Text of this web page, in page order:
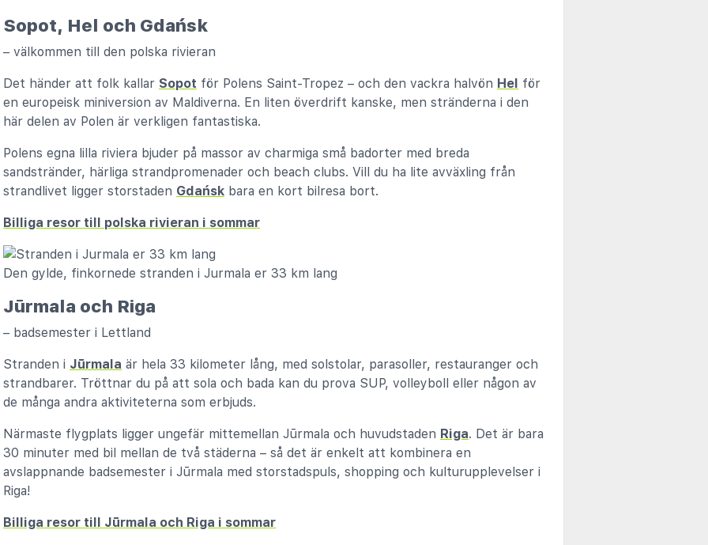
Sopot, Hel och Gdańsk
– välkommen till den polska rivieran
Det händer att folk kallar Sopot för Polens Saint-Tropez – och den vackra halvön Hel för
en europeisk miniversion av Maldiverna. En liten överdrift kanske, men stränderna i den
här delen av Polen är verkligen fantastiska.
Polens egna lilla riviera bjuder på massor av charmiga små badorter med breda
sandstränder, härliga strandpromenader och beach clubs. Vill du ha lite avväxling från
strandlivet ligger storstaden Gdańsk bara en kort bilresa bort.
Billiga resor till polska rivieran i sommar
Den gylde, finkornede stranden i Jurmala er 33 km lang
Jūrmala och Riga
– badsemester i Lettland
Stranden i Jūrmala är hela 33 kilometer lång, med solstolar, parasoller, restauranger och
strandbarer. Tröttnar du på att sola och bada kan du prova SUP, volleyboll eller någon av
de många andra aktiviteterna som erbjuds.
Närmaste flygplats ligger ungefär mittemellan Jūrmala och huvudstaden Riga. Det är bara
30 minuter med bil mellan de två städerna – så det är enkelt att kombinera en
avslappnande badsemester i Jūrmala med storstadspuls, shopping och kulturupplevelser i
Riga!
Billiga resor till Jūrmala och Riga i sommar